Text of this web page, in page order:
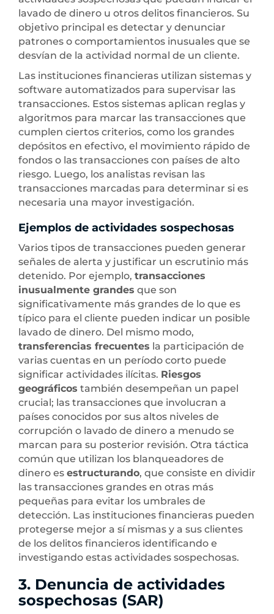
lavado de dinero u otros delitos financieros. Su
objetivo principal es detectar y denunciar
patrones o comportamientos inusuales que se
desvían de la actividad normal de un cliente.
Las instituciones financieras utilizan sistemas y
software automatizados para supervisar las
transacciones. Estos sistemas aplican reglas y
algoritmos para marcar las transacciones que
cumplen ciertos criterios, como los grandes
depósitos en efectivo, el movimiento rápido de
fondos o las transacciones con países de alto
riesgo. Luego, los analistas revisan las
transacciones marcadas para determinar si es
necesaria una mayor investigación.
Ejemplos de actividades sospechosas
Varios tipos de transacciones pueden generar
señales de alerta y justificar un escrutinio más
detenido. Por ejemplo, transacciones
inusualmente grandes que son
significativamente más grandes de lo que es
típico para el cliente pueden indicar un posible
lavado de dinero. Del mismo modo,
transferencias frecuentes la participación de
varias cuentas en un período corto puede
significar actividades ilícitas. Riesgos
geográficos también desempeñan un papel
crucial; las transacciones que involucran a
países conocidos por sus altos niveles de
corrupción o lavado de dinero a menudo se
marcan para su posterior revisión. Otra táctica
común que utilizan los blanqueadores de
dinero es estructurando, que consiste en dividir
las transacciones grandes en otras más
pequeñas para evitar los umbrales de
detección. Las instituciones financieras pueden
protegerse mejor a sí mismas y a sus clientes
de los delitos financieros identificando e
investigando estas actividades sospechosas.
3. Denuncia de actividades
sospechosas (SAR)